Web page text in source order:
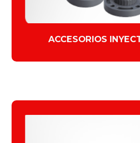
ACCESORIOS